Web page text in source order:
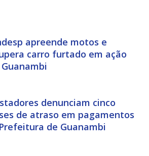
apreende motos e
carro furtado em ação
denunciam cinco
de atraso em pagamentos
de Guanambi